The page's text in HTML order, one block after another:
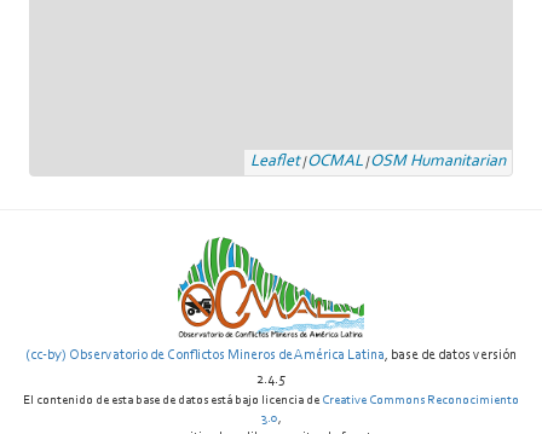
Leaflet|OCMAL|OSM Humanitarian
(cc-by) Observatorio de Conflictos Mineros de América Latina, base de datos versión
2.4.5
El contenido de esta base de datos está bajo licencia de Creative Commons Reconocimiento
3.0,